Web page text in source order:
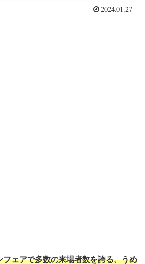
2024.01.27
フェアで多数の来場者数を誇る、うめ